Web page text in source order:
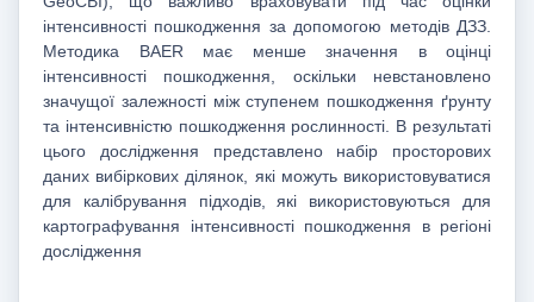
інтенсивності пошкодження за допомогою методів ДЗЗ.
Методика BAER має менше значення в оцінці
інтенсивності пошкодження, оскільки невстановлено
значущої залежності між ступенем пошкодження ґрунту
та інтенсивністю пошкодження рослинності. В результаті
цього дослідження представлено набір просторових
даних вибіркових ділянок, які можуть використовуватися
для калібрування підходів, які використовуються для
картографування інтенсивності пошкодження в регіоні
дослідження